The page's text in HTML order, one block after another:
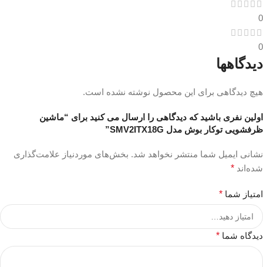
0
0
دیدگاهها
هیچ دیدگاهی برای این محصول نوشته نشده است.
اولین نفری باشید که دیدگاهی را ارسال می کنید برای “ماشین
ظرفشویی توکار بوش مدل SMV2ITX18G”
نشانی ایمیل شما منتشر نخواهد شد. بخش‌های موردنیاز علامت‌گذاری
شده‌اند *
امتیاز شما *
دیدگاه شما *